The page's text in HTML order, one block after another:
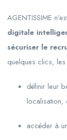
AGENTISSIME
digitale
sécuriser le
quelques clics,
définir leur
localisation,
accéder à